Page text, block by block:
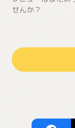
せんか？